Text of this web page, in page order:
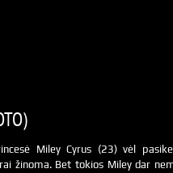
Miley Cyrus (23) vėl
žinoma. Bet tokios Miley dar